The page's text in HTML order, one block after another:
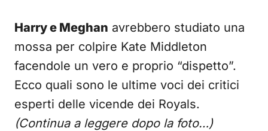
Harry e Meghan avrebbero studiato una
mossa per colpire Kate Middleton
facendole un vero e proprio “dispetto”.
Ecco quali sono le ultime voci dei critici
esperti delle vicende dei Royals.
(Continua a leggere dopo la foto…)